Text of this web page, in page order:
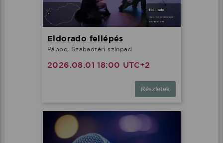
Eldorado fellépés
Pápoc, Szabadtéri színpad
2026.08.01 18:00 UTC+2
Részletek
Minden cookie elfogadása